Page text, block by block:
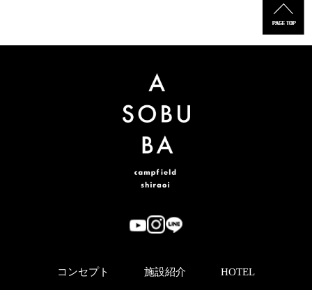
コンセプト 施設紹介 HOTEL